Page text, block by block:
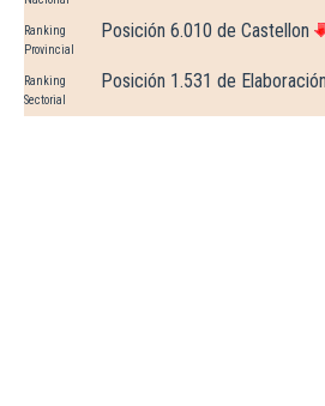
Ranking
Provincial
Posición 6.010 de Castellon
Ranking
Sectorial
Posición 1.531 de